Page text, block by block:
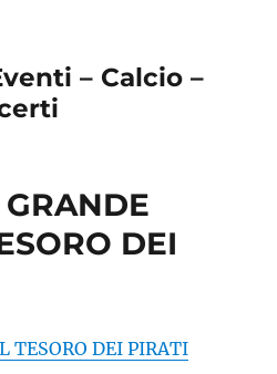
– Calcio –
DEI
TESORO DEI PIRATI